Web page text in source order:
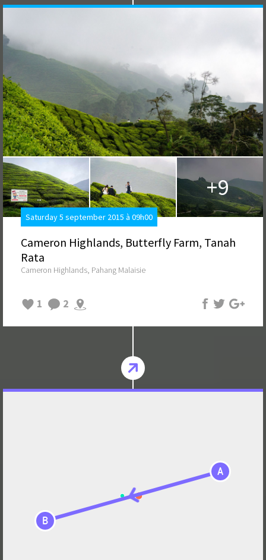
+9
Saturday 5 september 2015 à 09h00
Cameron Highlands, Butterfly Farm, Tanah
Rata
Cameron Highlands, Pahang Malaisie
1 2
A
B